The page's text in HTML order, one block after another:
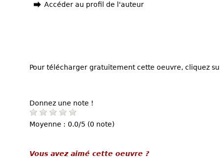
Accéder au profil de l'auteur
Pour télécharger gratuitement cette oeuvre, cliquez
Donnez une note !
Moyenne : 0.0/5 (0 note)
Vous avez aimé cette oeuvre ?